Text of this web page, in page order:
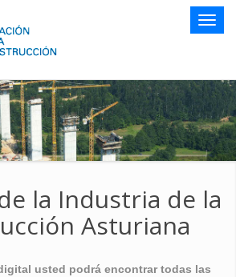
Botón
la Industria de la
Asturiana
usted podrá encontrar todas las